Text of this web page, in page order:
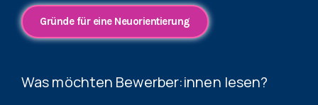
Gründe für eine Neuorientierung
Was möchten Bewerber:innen lesen?